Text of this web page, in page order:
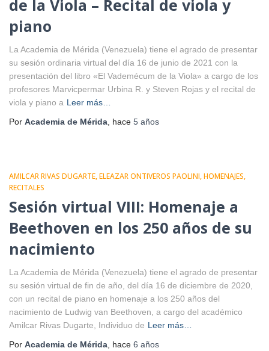
de la Viola – Recital de viola y
piano
La Academia de Mérida (Venezuela) tiene el agrado de presentar
su sesión ordinaria virtual del día 16 de junio de 2021 con la
presentación del libro «El Vademécum de la Viola» a cargo de los
profesores Marvicpermar Urbina R. y Steven Rojas y el recital de
viola y piano a Leer más…
Por Academia de Mérida , hace 5 años
AMILCAR RIVAS DUGARTE ELEAZAR ONTIVEROS PAOLINI HOMENAJES
RECITALES
Sesión virtual VIII: Homenaje a
Beethoven en los 250 años de su
nacimiento
La Academia de Mérida (Venezuela) tiene el agrado de presentar
su sesión virtual de fin de año, del día 16 de diciembre de 2020,
con un recital de piano en homenaje a los 250 años del
nacimiento de Ludwig van Beethoven, a cargo del académico
Amilcar Rivas Dugarte, Individuo de Leer más…
Por Academia de Mérida , hace 6 años